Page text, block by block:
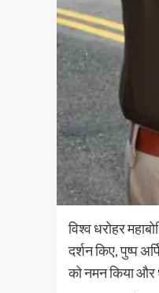
विश्व धरोहर
दर्शन किए, पुष्प
को नमन किया और